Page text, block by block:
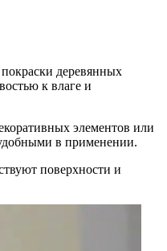
деревянных
к влаге и
элементов или
удобными в применении.
поверхности и